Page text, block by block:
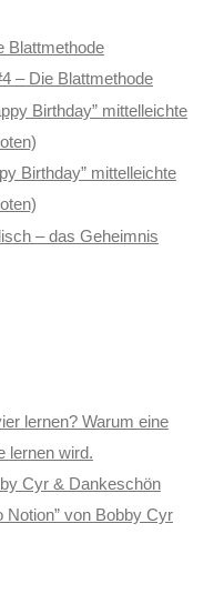
Blattmethode
– Die Blattmethode
Birthday” mittelleichte
Birthday” mittelleichte
– das Geheimnis
lernen? Warum eine
lernen wird.
Cyr & Dankeschön
Notion” von Bobby Cyr